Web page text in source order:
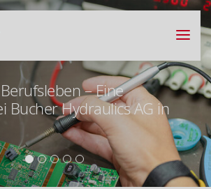
– Eine
Bucher Hydraulics AG in